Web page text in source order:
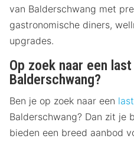
van Balderschwang met
gastronomische diners,
upgrades.
Op zoek naar een
Balderschwang?
Ben je op zoek naar een
Balderschwang? Dan zit je
bieden een breed aanbod